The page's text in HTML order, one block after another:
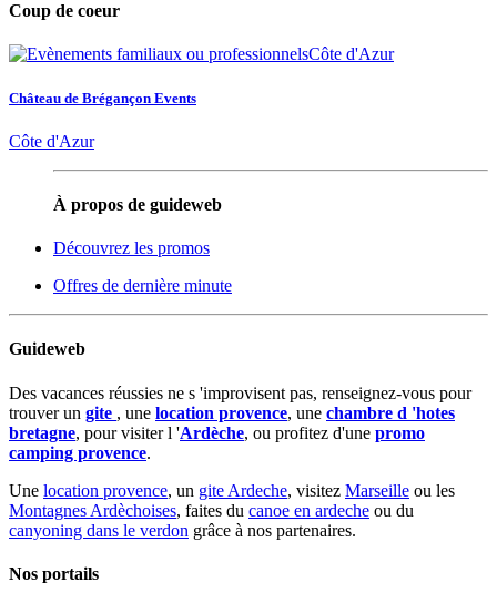
Coup de coeur
Château de Brégançon Events
Côte d'Azur
À propos de guideweb
Découvrez les promos
Offres de dernière minute
Guideweb
Des vacances réussies ne s 'improvisent pas, renseignez-vous pour
trouver un gite , une location provence, une chambre d 'hotes
bretagne, pour visiter l 'Ardèche, ou profitez d'une promo
camping provence.
Une location provence, un gite Ardeche, visitez Marseille ou les
Montagnes Ardèchoises, faites du canoe en ardeche ou du
canyoning dans le verdon grâce à nos partenaires.
Nos portails